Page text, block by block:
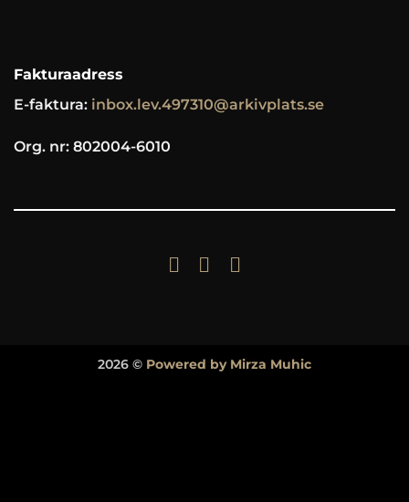
Fakturaadress
E-faktura: inbox.lev.497310@arkivplats.se
Org. nr: 802004-6010
2026 © Powered by Mirza Muhic